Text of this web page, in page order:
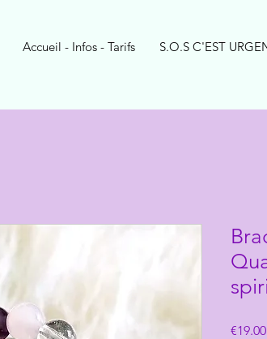
Accueil - Infos - Tarifs S.O.S C'EST
€19.00